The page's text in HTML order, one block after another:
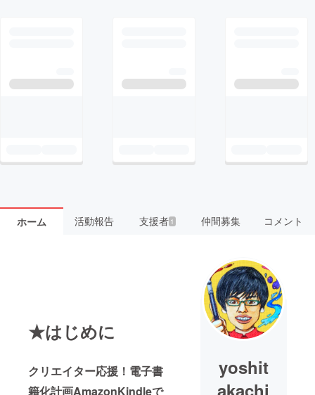
ホーム 活動報告 支援者 1 仲間募集 コメント
★はじめに
クリエイター応援！電子書
籍化計画AmazonKindleで
yoshit